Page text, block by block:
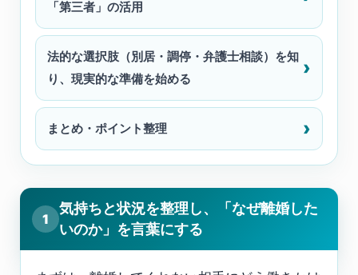
「第三者」の活用
法的な選択肢（別居・調停・弁護士相談）を知
り、現実的な準備を始める
まとめ・ポイント整理
1
気持ちと状況を整理し、「なぜ離婚した
いのか」を言葉にする